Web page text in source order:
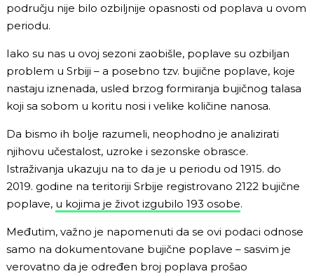
području nije bilo ozbiljnije opasnosti od poplava u ovom
periodu.
Iako su nas u ovoj sezoni zaobišle, poplave su ozbiljan
problem u Srbiji – a posebno tzv. bujične poplave, koje
nastaju iznenada, usled brzog formiranja bujičnog talasa
koji sa sobom u koritu nosi i velike količine nanosa.
Da bismo ih bolje razumeli, neophodno je analizirati
njihovu učestalost, uzroke i sezonske obrasce.
Istraživanja ukazuju na to da je u periodu od 1915. do
2019. godine na teritoriji Srbije registrovano 2122 bujične
poplave, u kojima je život izgubilo 193 osobe.
Međutim, važno je napomenuti da se ovi podaci odnose
samo na dokumentovane bujične poplave – sasvim je
verovatno da je određen broj poplava prošao